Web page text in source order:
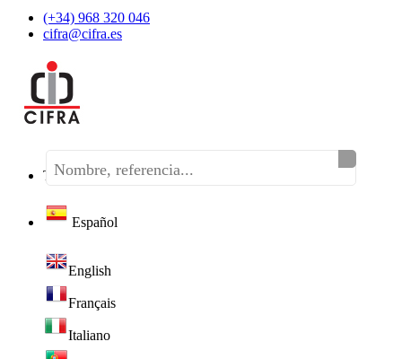
(+34) 968 320 046
cifra@cifra.es
Teléfono:(+34) 968 320 046
Español
English
Français
Italiano